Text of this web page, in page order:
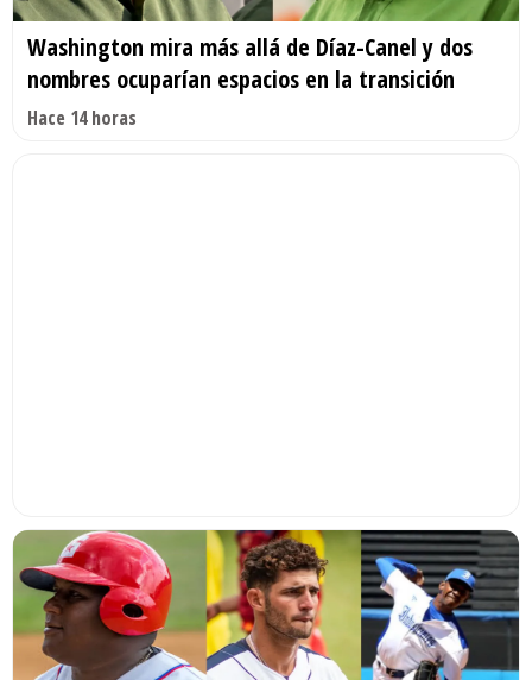
Washington mira más allá de Díaz-Canel y dos
nombres ocuparían espacios en la transición
Hace 14 horas